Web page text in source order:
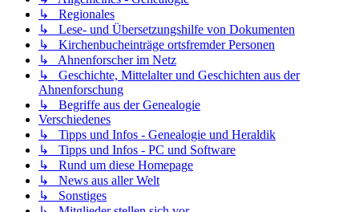
↳ Regionales
↳ Lese- und Übersetzungshilfe von Dokumenten
↳ Kirchenbucheinträge ortsfremder Personen
↳ Ahnenforscher im Netz
↳ Geschichte, Mittelalter und Geschichten aus der
Ahnenforschung
↳ Begriffe aus der Genealogie
Verschiedenes
↳ Tipps und Infos - Genealogie und Heraldik
↳ Tipps und Infos - PC und Software
↳ Rund um diese Homepage
↳ News aus aller Welt
↳ Sonstiges